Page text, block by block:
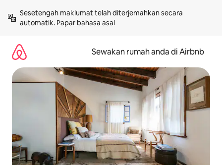
kandungan
Sesetengah maklumat telah diterjemahkan secara
automatik. Papar bahasa asal
Sewakan rumah anda di Airbnb